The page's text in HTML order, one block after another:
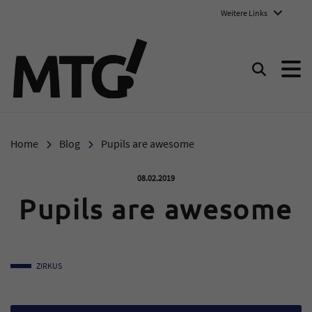
Weitere Links
Suchen
Home Blog Pupils are awesome
Veröffentlicht am:
08.02.2019
Pupils are awesome
ZIRKUS